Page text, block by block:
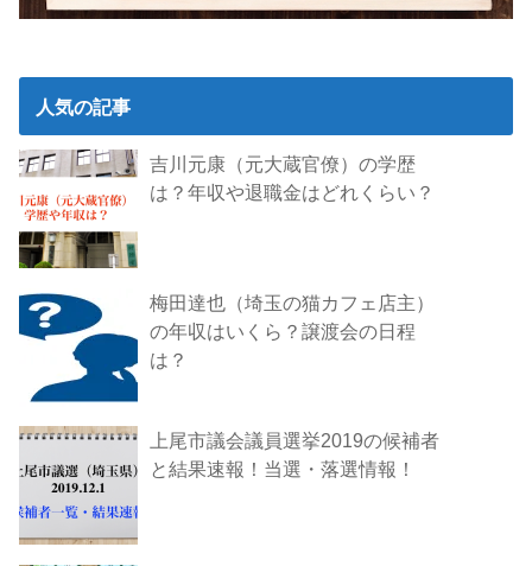
人気の記事
吉川元康（元大蔵官僚）の学歴
は？年収や退職金はどれくらい？
梅田達也（埼玉の猫カフェ店主）
の年収はいくら？譲渡会の日程
は？
上尾市議会議員選挙2019の候補者
と結果速報！当選・落選情報！